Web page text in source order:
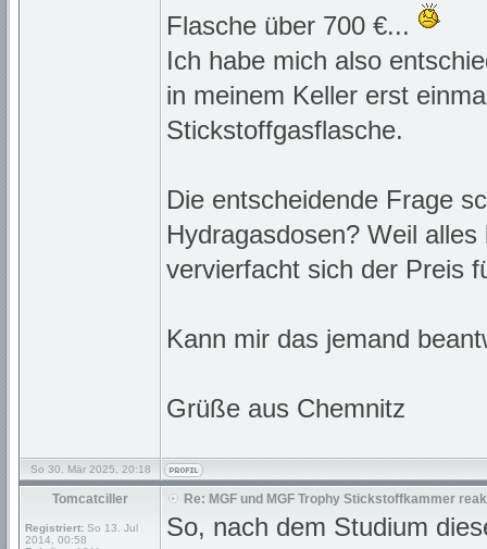
Flasche über 700 €...
Ich habe mich also
in meinem Keller erst
Stickstoffgasflasche.
Die entscheidende Frage
Hydragasdosen? Weil
vervierfacht sich der Preis
Kann mir das jemand
Grüße aus Chemnitz
So 30. Mär 2025, 20:18
Tomcatciller
Registriert: So 13. Jul
2014, 00:58
Re: MGF und MGF Trophy Stickstoffkammer
So, nach dem Studium